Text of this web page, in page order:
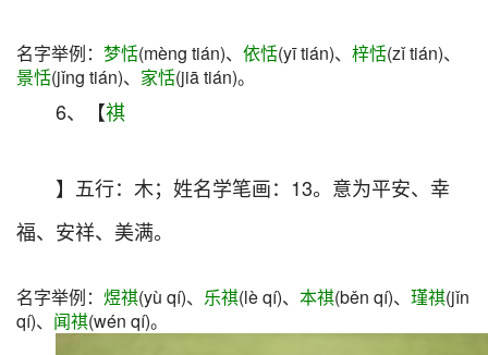
名字举例： 梦恬(mèng tián)、 依恬(yī tián)、 梓恬(zǐ tián)、
景恬(jǐng tián)、 家恬(jiā tián)。
6、【祺
】五行：木；姓名学笔画：13。意为平安、幸
福、安祥、美满。
名字举例： 煜祺(yù qí)、 乐祺(lè qí)、 本祺(běn qí)、 瑾祺(jǐn
qí)、 闻祺(wén qí)。